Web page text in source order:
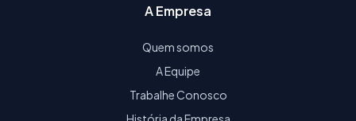
A Empresa
Quem somos
A Equipe
Trabalhe Conosco